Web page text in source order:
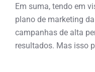
Em suma, tendo em
plano de marketing
campanhas de alta
resultados. Mas isso